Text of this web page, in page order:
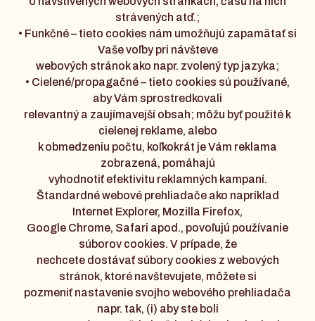
strávených atď.;
• Funkčné – tieto cookies nám umožňujú zapamätať si
Vaše voľby pri návšteve
webových stránok ako napr. zvolený typ jazyka;
• Cielené/propagačné – tieto cookies sú používané,
aby Vám sprostredkovali
relevantný a zaujímavejší obsah; môžu byť použité k
cielenej reklame, alebo
k obmedzeniu počtu, koľkokrát je Vám reklama
zobrazená, pomáhajú
vyhodnotiť efektivitu reklamných kampaní.
Štandardné webové prehliadače ako napríklad
Internet Explorer, Mozilla Firefox,
Google Chrome, Safari apod., povoľujú používanie
súborov cookies. V prípade, že
nechcete dostávať súbory cookies z webových
stránok, ktoré navštevujete, môžete si
pozmeniť nastavenie svojho webového prehliadača
napr. tak, (i) aby ste boli